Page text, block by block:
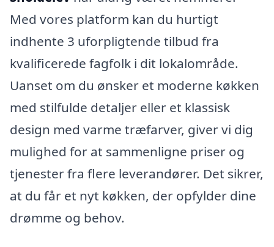
Med vores platform kan du hurtigt
indhente 3 uforpligtende tilbud fra
kvalificerede fagfolk i dit lokalområde.
Uanset om du ønsker et moderne køkken
med stilfulde detaljer eller et klassisk
design med varme træfarver, giver vi dig
mulighed for at sammenligne priser og
tjenester fra flere leverandører. Det sikrer,
at du får et nyt køkken, der opfylder dine
drømme og behov.